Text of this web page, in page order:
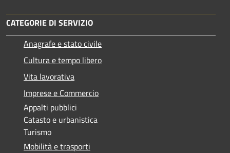
CATEGORIE DI SERVIZIO
Anagrafe e stato civile
Cultura e tempo libero
Vita lavorativa
Imprese e Commercio
Appalti pubblici
Catasto e urbanistica
Turismo
Mobilità e trasporti